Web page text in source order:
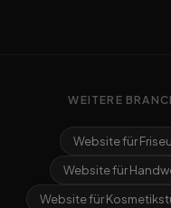
WEITERE
Website für
Website für
Website für